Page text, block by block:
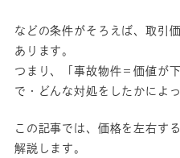
などの条件がそろえば、取引
あります。
つまり、「事故物件＝価値が
で・どんな対処をしたかによ
この記事では、価格を左右す
解説します。